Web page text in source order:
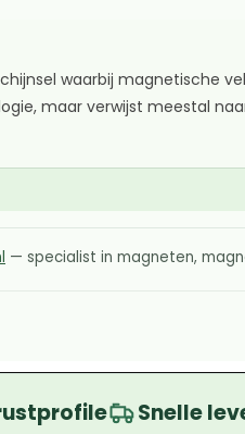
waarbij magnetische
maar verwijst meestal
— specialist in magneten,
Snelle